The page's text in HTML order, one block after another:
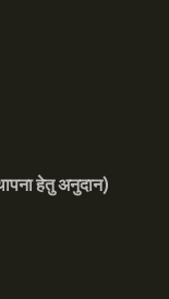
हेतु अनुदान)